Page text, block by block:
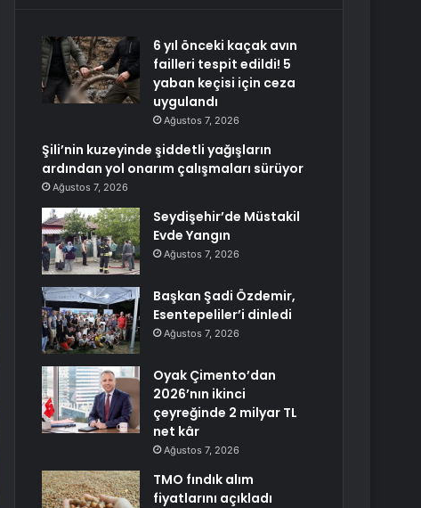
6 yıl önceki kaçak avın
failleri tespit edildi! 5
yaban keçisi için ceza
uygulandı
Ağustos 7, 2026
Şili’nin kuzeyinde şiddetli yağışların
ardından yol onarım çalışmaları sürüyor
Ağustos 7, 2026
Seydişehir’de Müstakil
Evde Yangın
Ağustos 7, 2026
Başkan Şadi Özdemir,
Esentepeliler’i dinledi
Ağustos 7, 2026
Oyak Çimento’dan
2026’nın ikinci
çeyreğinde 2 milyar TL
net kâr
Ağustos 7, 2026
TMO fındık alım
fiyatlarını açıkladı